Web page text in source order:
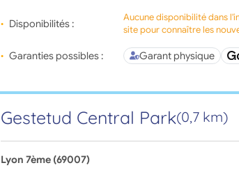
Disponibilités :
Aucune disponibilité dans
site pour connaître les
Garanties possibles :
Garant physique
Gestetud Central Park(0,7 km)
Lyon 7ème (69007)